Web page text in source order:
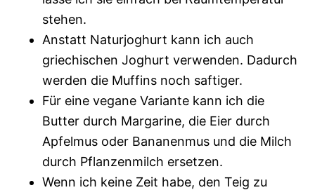
stehen.
Anstatt Naturjoghurt kann ich auch
griechischen Joghurt verwenden. Dadurch
werden die Muffins noch saftiger.
Für eine vegane Variante kann ich die
Butter durch Margarine, die Eier durch
Apfelmus oder Bananenmus und die Milch
durch Pflanzenmilch ersetzen.
Wenn ich keine Zeit habe, den Teig zu